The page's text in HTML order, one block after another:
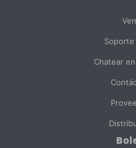
Soporte
Chatear